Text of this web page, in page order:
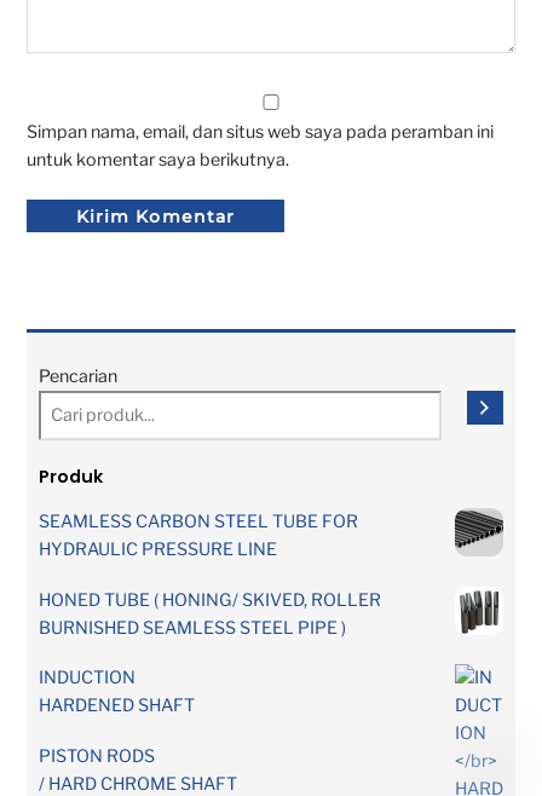
Simpan nama, email, dan situs web saya pada peramban ini
untuk komentar saya berikutnya.
Pencarian
Produk
SEAMLESS CARBON STEEL TUBE FOR
HYDRAULIC PRESSURE LINE
HONED TUBE ( HONING/ SKIVED, ROLLER
BURNISHED SEAMLESS STEEL PIPE )
INDUCTION
HARDENED SHAFT
PISTON RODS
/ HARD CHROME SHAFT